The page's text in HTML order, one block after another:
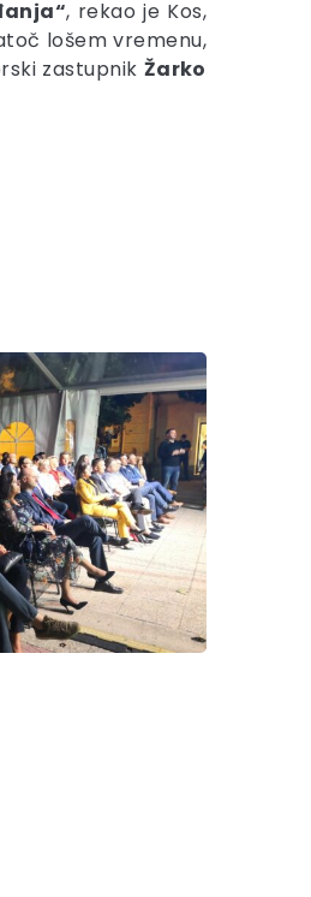
, rekao je Kos,
lošem vremenu,
zastupnik Žarko